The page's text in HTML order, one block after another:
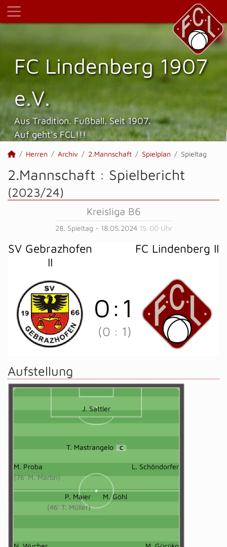
FC Lindenberg 1907
e.V.
Aus Tradition. Fußball. Seit 1907.
Auf geht's FCL!!!
Herren Archiv 2.Mannschaft Spielplan Spieltag
2.Mannschaft : Spielbericht
(2023/24)
Kreisliga B6
28. Spieltag - 18.05.2024 15:00 Uhr
SV Gebrazhofen
II
FC Lindenberg II
0 : 1
(0 : 1)
Aufstellung
J. Sattler
T. Mastrangelo C
M. Proba
(76' M. Martin)
L. Schöndorfer
P. Maier
(46' T. Müller)
M. Göhl